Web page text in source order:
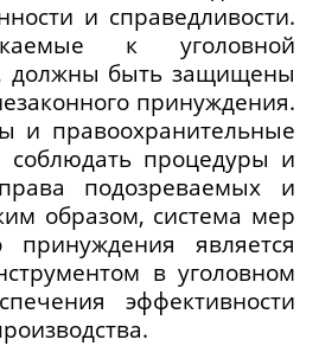
и справедливости.
к уголовной
должны быть защищены
принуждения.
и правоохранительные
соблюдать процедуры и
подозреваемых и
образом, система мер
принуждения является
в уголовном
эффективности